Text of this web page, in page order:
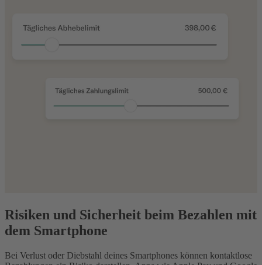
Risiken und Sicherheit beim Bezahlen mit
dem Smartphone
Bei Verlust oder Diebstahl deines Smartphones können kontaktlose